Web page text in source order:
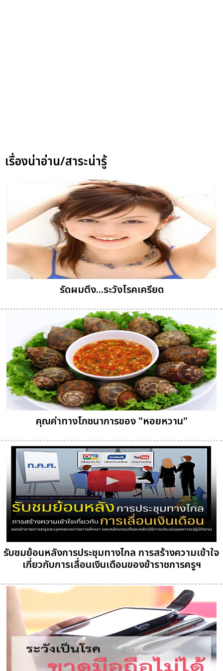
เรื่องน่าอ่าน/สาระน่ารู้
รัดผมตึง...ระวังโรคเครียด
คุณค่าทางโภชนาการของ "หอยหวาน"
รับชมย้อนหลังการประชุมทางไกล การสร้างความเข้าใจ
เกี่ยวกับการเลื่อนเงินเดือนของข้าราชการครูฯ